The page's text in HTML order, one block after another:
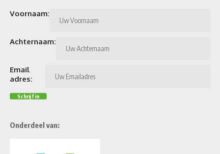
Voornaam:
Achternaam:
Email
adres:
Onderdeel van: